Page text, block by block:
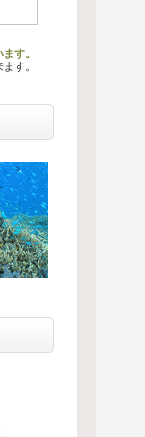
す。
す。